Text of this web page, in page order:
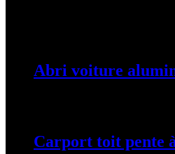
Abri voiture
Carport toit pente